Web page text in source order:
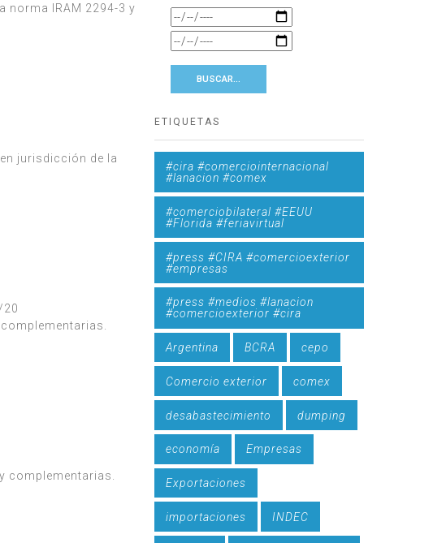
norma IRAM 2294-3 y
jurisdicción de la
20
complementarias.
ETIQUETAS
#cira #comerciointernacional
#lanacion #comex
#comerciobilateral #EEUU
#Florida #feriavirtual
#press #CIRA #comercioexterior
#empresas
#press #medios #lanacion
#comercioexterior #cira
Argentina BCRA cepo
Comercio exterior comex
desabastecimiento dumping
economía Empresas
Exportaciones
importaciones INDEC